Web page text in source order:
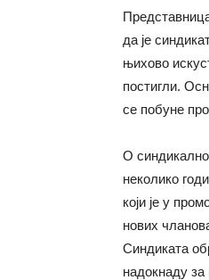
да је
њихово
постигли.
се побуне
О
неколико
који је у
нових
Синдиката
надокнаду